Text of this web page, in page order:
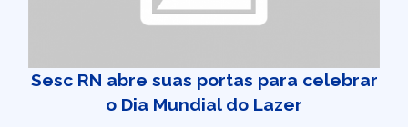
Sesc RN abre suas portas para celebrar
o Dia Mundial do Lazer